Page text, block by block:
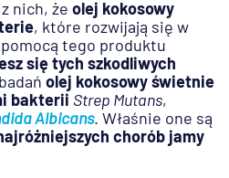
nich, że olej kokosowy
, które rozwijają się w
tego produktu
się tych szkodliwych
olej kokosowy świetnie
bakterii Strep Mutans,
Albicans. Właśnie one są
chorób jamy